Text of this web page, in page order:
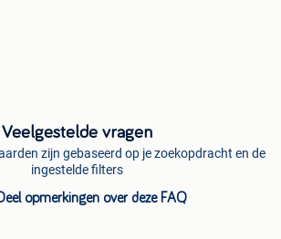
Veelgestelde vragen
zijn gebaseerd op je zoekopdracht en de
ingestelde filters
opmerkingen over deze FAQ